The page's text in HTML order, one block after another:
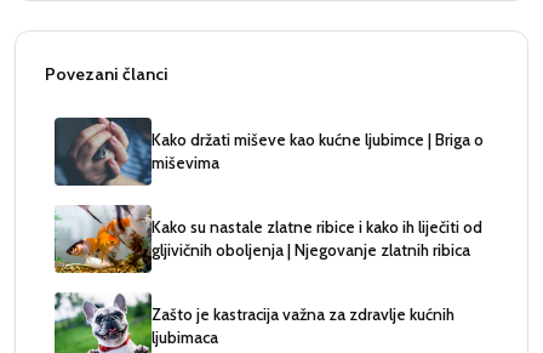
Povezani članci
Kako držati miševe kao kućne ljubimce | Briga o
miševima
Kako su nastale zlatne ribice i kako ih liječiti od
gljivičnih oboljenja | Njegovanje zlatnih ribica
Zašto je kastracija važna za zdravlje kućnih
ljubimaca